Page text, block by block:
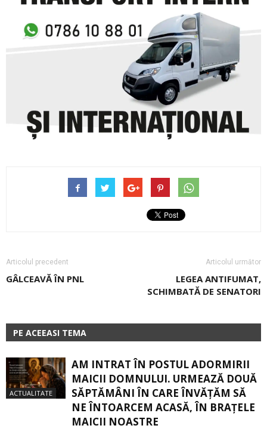
Articolul precedent
GÂLCEAVĂ ÎN PNL
Articolul următor
LEGEA ANTIFUMAT,
SCHIMBATĂ DE SENATORI
PE ACEEASI TEMA
ACTUALITATE
AM INTRAT ÎN POSTUL ADORMIRII
MAICII DOMNULUI. URMEAZĂ DOUĂ
SĂPTĂMÂNI ÎN CARE ÎNVĂŢĂM SĂ
NE ÎNTOARCEM ACASĂ, ÎN BRAŢELE
MAICII NOASTRE